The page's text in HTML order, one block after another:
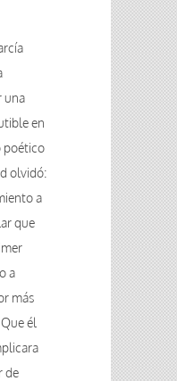
una
en
poético
olvidó:
a
que
a
más
él
de